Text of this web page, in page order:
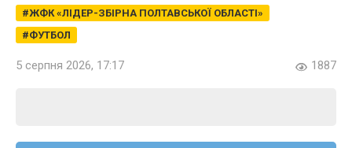
ЖФК «ЛІДЕР-ЗБІРНА ПОЛТАВСЬКОЇ ОБЛАСТІ»
ФУТБОЛ
5 серпня 2026, 17:17 1887